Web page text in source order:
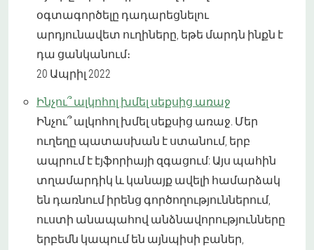
օգտագործելը դադարեցնելու
արդյունավետ ուղիները, եթե մարդն ինքն է
դա ցանկանում։
20 Ապրիլ 2022
Ինչու՞ ալկոհոլ խմել սեքսից առաջ
Ինչու՞ ալկոհոլ խմել սեքսից առաջ. Մեր
ուղեղը պատասխան է ստանում, երբ
ապրում է էյֆորիայի զգացում: Այս պահին
տղամարդիկ և կանայք ավելի համարձակ
են դառնում իրենց գործողություններում,
ուստի անապահով անձնավորությունները
երբեմն կապում են այնպիսի բաներ,